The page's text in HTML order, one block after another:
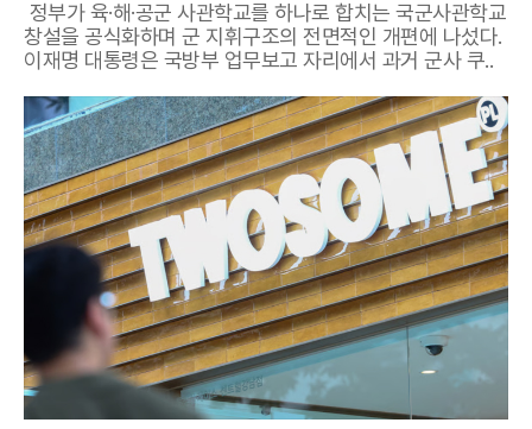
정부가 육·해·공군 사관학교를 하나로 합치는 국군사관학교
창설을 공식화하며 군 지휘구조의 전면적인 개편에 나섰다.
이재명 대통령은 국방부 업무보고 자리에서 과거 군사 쿠..